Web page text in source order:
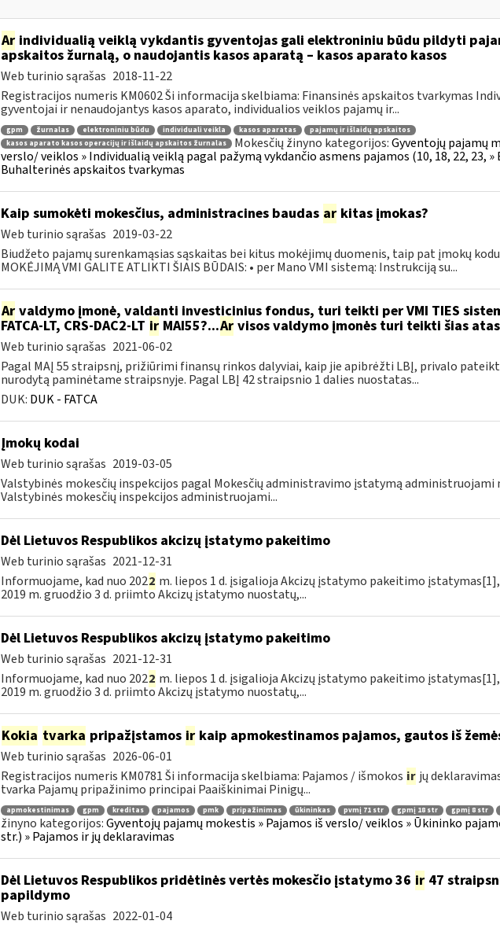
Arindividualią veiklą vykdantis gyventojas gali elektroniniu būdu pildyti
apskaitos žurnalą, o naudojantis kasos aparatą – kasos aparato kasos
Web turinio sąrašas 2018-11-22
Registracijos numeris KM0602 Ši informacija skelbiama: Finansinės apskaitos tvarkymas
gyventojai ir nenaudojantys kasos aparato, individualios veiklos pajamų ir...
gpm žurnalas elektroniniu būdu individuali veikla kasos aparatas
pajamų ir išlaidų apskaitos
kasos aparato kasos operacijų ir išlaidų apskaitos žurnalas
Mokesčių žinyno kategorijos:Gyventojų pajamų
verslo/ veiklos » Individualią veiklą pagal pažymą vykdančio asmens pajamos (10, 18, 22, 23,
Buhalterinės apskaitos tvarkymas
Kaip sumokėti mokesčius, administracines baudas arkitas įmokas?
Web turinio sąrašas 2019-03-22
Biudžeto pajamų surenkamąsias sąskaitas bei kitus mokėjimų duomenis, taip pat įmokų
MOKĖJIMĄ VMI GALITE ATLIKTI ŠIAIS BŪDAIS: • per Mano VMI sistemą: Instrukciją su...
Arvaldymo įmonė, valdanti investicinius fondus, turi teikti per VMI TIES
FATCA-LT, CRS-DAC2-LT irMAI55?...Arvisos valdymo įmonės turi teikti šias
Web turinio sąrašas 2021-06-02
Pagal MAĮ 55 straipsnį, prižiūrimi finansų rinkos dalyviai, kaip jie apibrėžti LBĮ, privalo
nurodytą paminėtame straipsnyje. Pagal LBĮ 42 straipsnio 1 dalies nuostatas...
DUK: DUK - FATCA
Įmokų kodai
Web turinio sąrašas 2019-03-05
Valstybinės mokesčių inspekcijos pagal Mokesčių administravimo įstatymą administruojami
Valstybinės mokesčių inspekcijos administruojami...
Dėl Lietuvos Respublikos akcizų įstatymo pakeitimo
Web turinio sąrašas 2021-12-31
Informuojame, kad nuo 2022 m. liepos 1 d. įsigalioja Akcizų įstatymo pakeitimo
2019 m. gruodžio 3 d. priimto Akcizų įstatymo nuostatų,...
Dėl Lietuvos Respublikos akcizų įstatymo pakeitimo
Web turinio sąrašas 2021-12-31
Informuojame, kad nuo 2022 m. liepos 1 d. įsigalioja Akcizų įstatymo pakeitimo
2019 m. gruodžio 3 d. priimto Akcizų įstatymo nuostatų,...
Kokia tvarka pripažįstamos irkaip apmokestinamos pajamos, gautos iš
Web turinio sąrašas 2026-06-01
Registracijos numeris KM0781 Ši informacija skelbiama: Pajamos / išmokos ir jų
tvarka Pajamų pripažinimo principai Paaiškinimai Pinigų...
apmokestinimas gpm kreditas pajamos pmk pripažinimas ūkininkas pvmį 71 str gpmį 18 str gpmį 8 str
žinyno kategorijos:Gyventojų pajamų mokestis » Pajamos iš verslo/ veiklos » Ūkininko
str.) » Pajamos ir jų deklaravimas
Dėl Lietuvos Respublikos pridėtinės vertės mokesčio įstatymo 36 ir47
papildymo
Web turinio sąrašas 2022-01-04